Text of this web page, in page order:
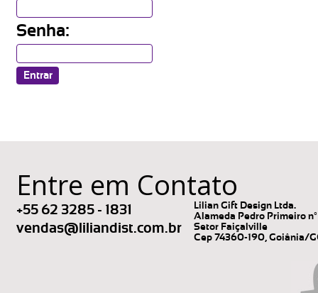
Senha:
Entre em Contato
+55 62 3285 - 1831
vendas@liliandist.com.br
Lilian Gift Design Ltda.
Alameda Pedro Primeiro
Setor Faiçalville
Cep 74360-190, Goiânia/